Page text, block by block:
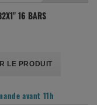
16 BARS
LE PRODUIT
avant 11h